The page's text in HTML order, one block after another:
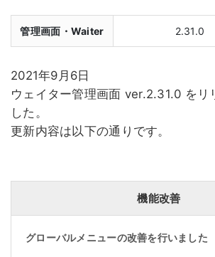
管理画面・Waiter 2.31.0
2021年9月6日
ウェイター管理画面 ver.2.31.0 をリ
した。
更新内容は以下の通りです。
機能改善
グローバルメニューの改善を行いました